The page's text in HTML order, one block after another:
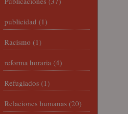
publicidad (1)
Racismo (1)
reforma horaria (4)
Refugiados (1)
Relaciones humanas (20)